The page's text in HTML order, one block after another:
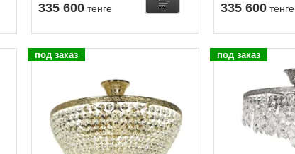
335 600тенге 335 600тенге
под заказ под заказ